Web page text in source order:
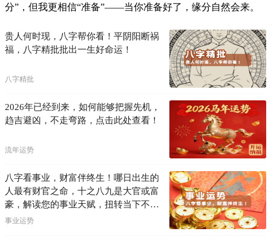
分”，但我更相信“准备”——当你准备好了，缘分自然会来。
贵人何时现，八字帮你看！平阴阳断祸
福，八字精批批出一生好命运！
八字精批
2026年已经到来，如何能够把握先机，
趋吉避凶，不走弯路，点击此处查看！
流年运势
八字看事业，财富伴终生！哪日出生的
人最有财官之命，十之八九是大官或富
豪，解读您的事业天赋，扭转当下不利
困局！！
事业运势